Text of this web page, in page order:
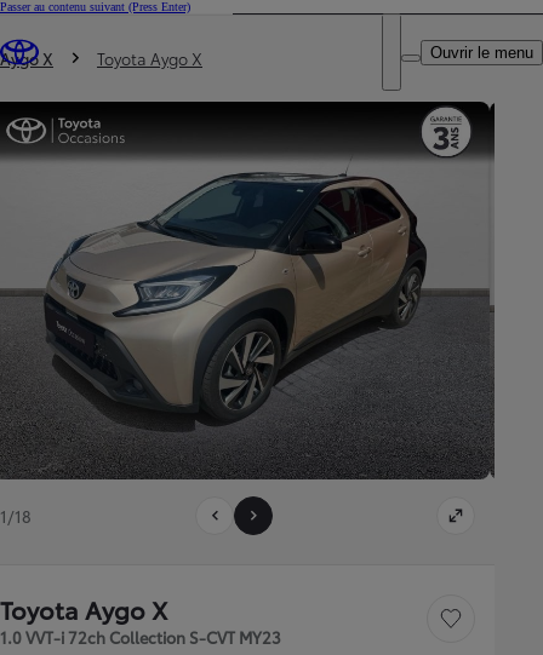
Passer au contenu suivant (Press Enter)
Trouvez un partenaire Toyota
DEALER NAME
Ouvrir le menu
Vous êtes ici
Aygo X Toyota Aygo X
1/18
Toyota Aygo X
1.0 VVT-i 72ch Collection S-CVT MY23
Sauvegarder le